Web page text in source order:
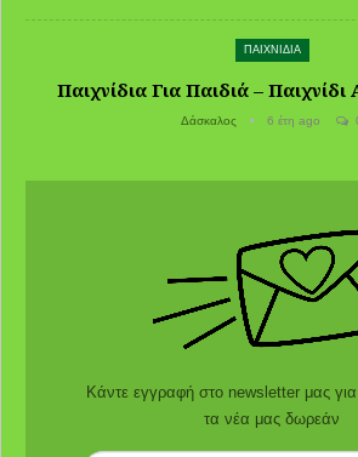
ΠΑΙΧΝΙΔΙΑ
Παιχνίδια Για Παιδιά – Παιχνίδι
Δάσκαλος 6 έτη ago
Κάντε εγγραφή στο newsletter μας
τα νέα μας δωρεάν